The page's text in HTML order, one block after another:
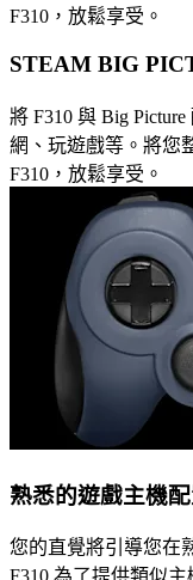
F310，放鬆享受。
STEAM BIG
將 F310 與 Big
網、玩遊戲等。將您
F310，放鬆享受。
熟悉的遊戲主機
您的直覺將引導您在